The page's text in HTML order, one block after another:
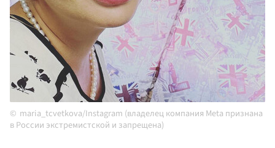
maria_tcvetkova/Instagram (владелец компания Meta признана
в России экстремистской и запрещена)